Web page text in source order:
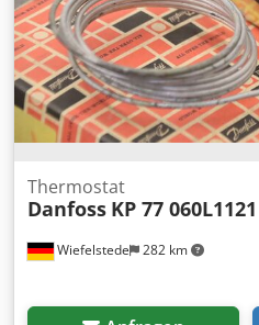
Wiefelstede 282 km
Thermostat
Danfoss KP 77 060L1121